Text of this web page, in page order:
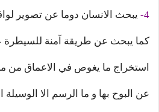
4- يبحث الانسان دوما عن تصوير
كما يبحث عن طريقة آمنة للسيطرة
استخراج ما يغوص في الاعماق من
عن البوح بها و ما الرسم الا